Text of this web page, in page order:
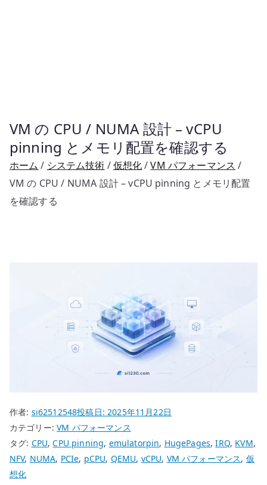
VM の CPU / NUMA 設計 – vCPU
pinning とメモリ配置を確認する
ホーム システム技術 仮想化
VM パフォーマンス
VM の CPU / NUMA 設計 – vCPU pinning とメモリ配置
を確認する
作者: si62512548投稿日:2025年11月22日
カテゴリー:VM パフォーマンス
タグ: CPU,CPU pinning, emulatorpin, HugePages,IRQ, KVM,
NFV, NUMA, PCIe, pCPU, QEMU, vCPU, VM パフォーマンス, 仮
想化